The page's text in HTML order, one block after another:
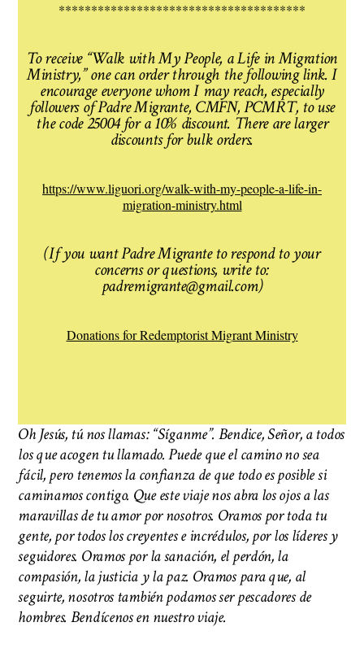
**************************************
To receive “Walk with My People, a Life in Migration
Ministry,” one can order through the following link. I
encourage everyone whom I may reach, especially
followers of Padre Migrante, CMFN, PCMRT, to use
the code 25004 for a 10% discount. There are larger
discounts for bulk orders.
https://www.liguori.org/walk-with-my-people-a-life-in-
migration-ministry.html
(If you want Padre Migrante to respond to your
concerns or questions, write to:
padremigrante@gmail.com)
Donations for Redemptorist Migrant Ministry
Oh Jesús, tú nos llamas: “Síganme”. Bendice, Señor, a todos
los que acogen tu llamado. Puede que el camino no sea
fácil, pero tenemos la confianza de que todo es posible si
caminamos contigo. Que este viaje nos abra los ojos a las
maravillas de tu amor por nosotros. Oramos por toda tu
gente, por todos los creyentes e incrédulos, por los líderes y
seguidores. Oramos por la sanación, el perdón, la
compasión, la justicia y la paz. Oramos para que, al
seguirte, nosotros también podamos ser pescadores de
hombres. Bendícenos en nuestro viaje.